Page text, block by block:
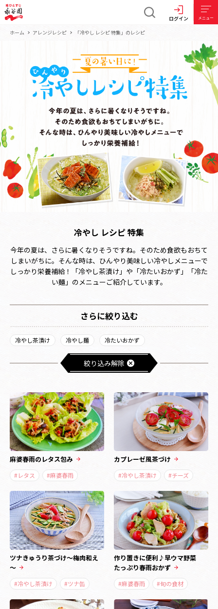
ログイン メニュー
ホーム アレンジレシピ 「冷やし レシピ 特集」のレシピ
冷やし レシピ 特集
今年の夏は、さらに暑くなりそうですね。そのため食欲もおちて
しまいがちに。そんな時は、ひんやり美味しい冷やしメニューで
しっかり栄養補給！「冷やし茶漬け」や「冷たいおかず」「冷た
い麺」のメニューご紹介しています。
さらに絞り込む
冷やし茶漬け 冷やし麺 冷たいおかず
絞り込み解除
麻婆春雨のレタス包み
#レタス #麻婆春雨
カプレーゼ風茶づけ
#冷やし茶漬け #チーズ
ツナきゅうり茶づけ～梅肉和え
～
#冷やし茶漬け #ツナ缶
作り置きに便利♪早ウマ野菜
たっぷり春雨おかず
#麻婆春雨 #旬の食材